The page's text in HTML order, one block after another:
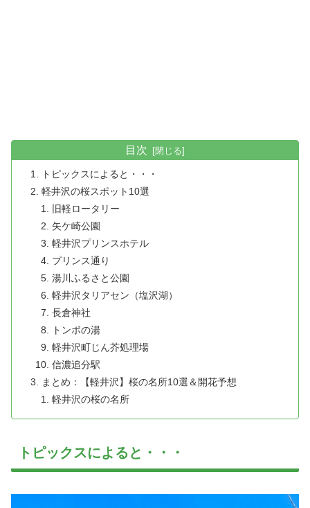
目次
トピックスによると・・・
軽井沢の桜スポット10選
旧軽ロータリー
矢ケ崎公園
軽井沢プリンスホテル
プリンス通り
湯川ふるさと公園
軽井沢タリアセン（塩沢湖）
長倉神社
トンボの湯
軽井沢町じん芥処理場
信濃追分駅
まとめ：【軽井沢】桜の名所10選＆開花予想
軽井沢の桜の名所
トピックスによると・・・